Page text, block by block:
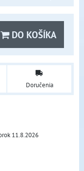
DO KOŠÍKA
Doručenia
11.8.2026